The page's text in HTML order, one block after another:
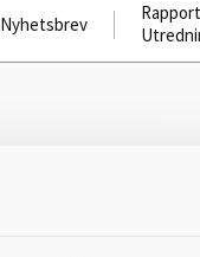
Nyhetsbrev